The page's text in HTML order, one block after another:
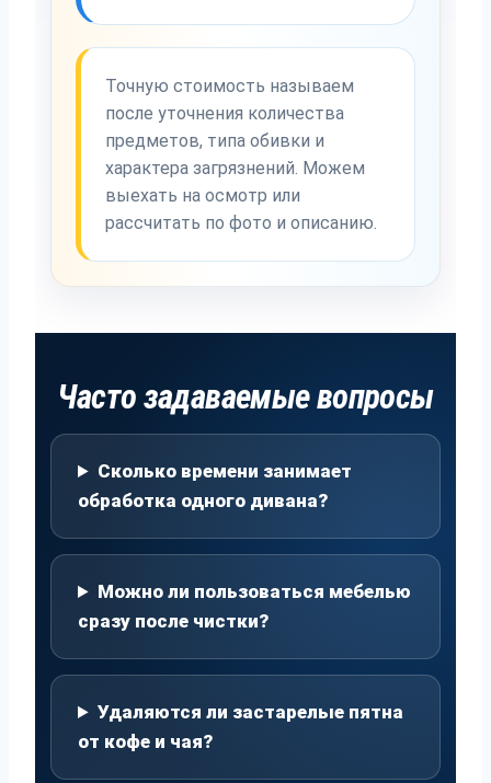
Точную стоимость называем
после уточнения количества
предметов, типа обивки и
характера загрязнений. Можем
выехать на осмотр или
рассчитать по фото и описанию.
Часто задаваемые вопросы
Сколько времени занимает
обработка одного дивана?
Можно ли пользоваться мебелью
сразу после чистки?
Удаляются ли застарелые пятна
от кофе и чая?